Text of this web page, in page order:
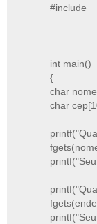
#include
int main()
{
char
char